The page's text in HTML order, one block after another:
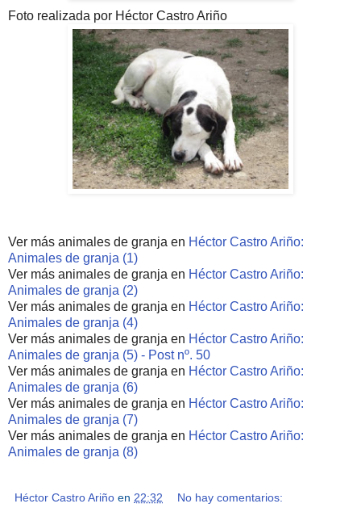
Foto realizada por Héctor Castro Ariño
Ver más animales de granja en Héctor Castro Ariño:
Animales de granja (1)
Ver más animales de granja en Héctor Castro Ariño:
Animales de granja (2)
Ver más animales de granja en Héctor Castro Ariño:
Animales de granja (4)
Ver más animales de granja en Héctor Castro Ariño:
Animales de granja (5) - Post nº. 50
Ver más animales de granja en Héctor Castro Ariño:
Animales de granja (6)
Ver más animales de granja en Héctor Castro Ariño:
Animales de granja (7)
Ver más animales de granja en Héctor Castro Ariño:
Animales de granja (8)
Héctor Castro Ariño en 22:32 No hay comentarios: